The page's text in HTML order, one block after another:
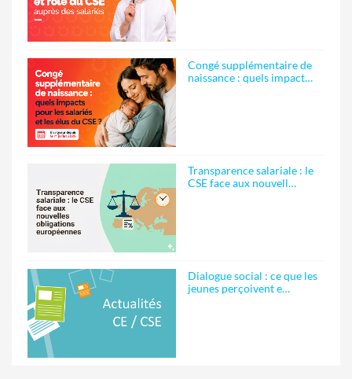
Congé supplémentaire de
naissance : quels impact…
Transparence salariale : le
CSE face aux nouvell…
Dialogue social : ce que les
jeunes perçoivent e…